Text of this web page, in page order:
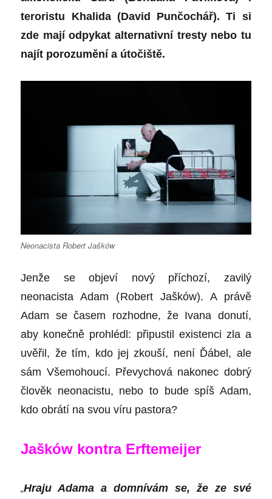
teroristu Khalida (David Punčochář). Ti si
zde mají odpykat alternativní tresty nebo tu
najít porozumění a útočiště.
Neonacista Robert Jašków
Jenže se objeví nový příchozí, zavilý
neonacista Adam (Robert Jašków). A právě
Adam se časem rozhodne, že Ivana donutí,
aby konečně prohlédl: připustil existenci zla a
uvěřil, že tím, kdo jej zkouší, není Ďábel, ale
sám Všemohoucí. Převychová nakonec dobrý
člověk neonacistu, nebo to bude spíš Adam,
kdo obrátí na svou víru pastora?
Jašków kontra Erftemeijer
„Hraju Adama a domnívám se, že ze své